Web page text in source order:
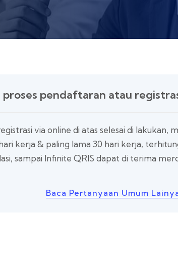
proses pendaftaran atau
via online di atas selesai di lakukan,
kerja & paling lama 30 hari kerja,
sampai Infinite QRIS dapat di terima
Baca Pertanyaan Umum